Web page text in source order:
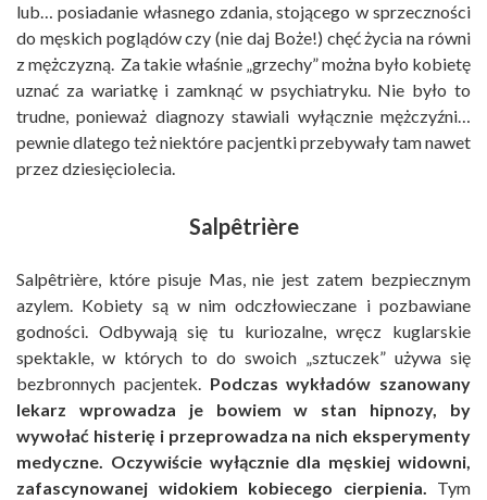
lub… posiadanie własnego zdania, stojącego w sprzeczności
do męskich poglądów czy (nie daj Boże!) chęć życia na równi
z mężczyzną. Za takie właśnie „grzechy” można było kobietę
uznać za wariatkę i zamknąć w psychiatryku. Nie było to
trudne, ponieważ diagnozy stawiali wyłącznie mężczyźni…
pewnie dlatego też niektóre pacjentki przebywały tam nawet
przez dziesięciolecia.
Salpêtrière
Salpêtrière, które pisuje Mas, nie jest zatem bezpiecznym
azylem. Kobiety są w nim odczłowieczane i pozbawiane
godności. Odbywają się tu kuriozalne, wręcz kuglarskie
spektakle, w których to do swoich „sztuczek” używa się
bezbronnych pacjentek. Podczas wykładów szanowany
lekarz wprowadza je bowiem w stan hipnozy, by
wywołać histerię i przeprowadza na nich eksperymenty
medyczne. Oczywiście wyłącznie dla męskiej widowni,
zafascynowanej widokiem kobiecego cierpienia. Tym